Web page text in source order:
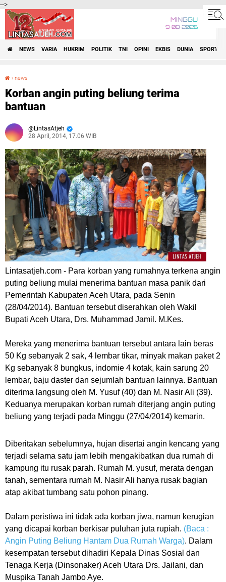
-->
MINGGU
9•08•2026
NEWS VARIA HUKRIM POLITIK TNI OPINI EKBIS DUNIA SPORT
› news
Korban angin puting beliung terima
bantuan
LintasAtjeh
28 April, 2014, 17.06 WIB
Lintasatjeh.com - Para korban yang rumahnya terkena angin
puting beliung mulai menerima bantuan masa panik dari
Pemerintah Kabupaten Aceh Utara, pada Senin
(28/04/2014). Bantuan tersebut diserahkan oleh Wakil
Bupati Aceh Utara, Drs. Muhammad Jamil. M.Kes.
Mereka yang menerima bantuan tersebut antara lain beras
50 Kg sebanyak 2 sak, 4 lembar tikar, minyak makan paket 2
Kg sebanyak 8 bungkus, indomie 4 kotak, kain sarung 20
lembar, baju daster dan sejumlah bantuan lainnya. Bantuan
diterima langsung oleh M. Yusuf (40) dan M. Nasir Ali (39).
Keduanya merupakan korban rumah diterjang angin puting
beliung yang terjadi pada Minggu (27/04/2014) kemarin.
Diberitakan sebelumnya, hujan disertai angin kencang yang
terjadi selama satu jam lebih mengakibatkan dua rumah di
kampung itu rusak parah. Rumah M. yusuf, merata dengan
tanah, sementara rumah M. Nasir Ali hanya rusak bagian
atap akibat tumbang satu pohon pinang.
Dalam peristiwa ini tidak ada korban jiwa, namun kerugian
yang dicapai korban berkisar puluhan juta rupiah. (Baca :
Angin Puting Beliung Hantam Dua Rumah Warga). Dalam
kesempatan tersebut dihadiri Kepala Dinas Sosial dan
Tenaga Kerja (Dinsonaker) Aceh Utara Drs. Jailani, dan
Muspika Tanah Jambo Aye.